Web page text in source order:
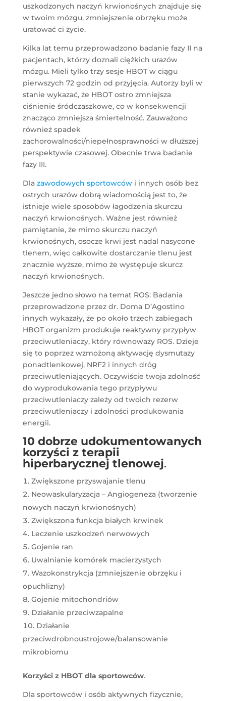
uszkodzonych naczyń krwionośnych znajduje się
w twoim mózgu, zmniejszenie obrzęku może
uratować ci życie.
Kilka lat temu przeprowadzono badanie fazy II na
pacjentach, którzy doznali ciężkich urazów
mózgu. Mieli tylko trzy sesje HBOT w ciągu
pierwszych 72 godzin od przyjęcia. Autorzy byli w
stanie wykazać, że HBOT ostro zmniejsza
ciśnienie śródczaszkowe, co w konsekwencji
znacząco zmniejsza śmiertelność. Zauważono
również spadek
zachorowalności/niepełnosprawności w dłuższej
perspektywie czasowej. Obecnie trwa badanie
fazy III.
Dla zawodowych sportowcówi innych osób bez
ostrych urazów dobrą wiadomością jest to, że
istnieje wiele sposobów łagodzenia skurczu
naczyń krwionośnych. Ważne jest również
pamiętanie, że mimo skurczu naczyń
krwionośnych, osocze krwi jest nadal nasycone
tlenem, więc całkowite dostarczanie tlenu jest
znacznie wyższe, mimo że występuje skurcz
naczyń krwionośnych.
Jeszcze jedno słowo na temat ROS: Badania
przeprowadzone przez dr. Doma D’Agostino
innych wykazały, że po około trzech zabiegach
HBOT organizm produkuje reaktywny przypływ
przeciwutleniaczy, który równoważy ROS. Dzieje
się to poprzez wzmożoną aktywację dysmutazy
ponadtlenkowej, NRF2 i innych dróg
przeciwutleniających. Oczywiście twoja zdolność
do wyprodukowania tego przypływu
przeciwutleniaczy zależy od twoich rezerw
przeciwutleniaczy i zdolności produkowania
energii.
10 dobrze udokumentowanych
korzyści z terapii
hiperbarycznej tlenowej.
Zwiększone przyswajanie tlenu
Neowaskularyzacja – Angiogeneza (tworzenie
nowych naczyń krwionośnych)
Zwiększona funkcja białych krwinek
Leczenie uszkodzeń nerwowych
Gojenie ran
Uwalnianie komórek macierzystych
Wazokonstrykcja (zmniejszenie obrzęku i
opuchlizny)
Gojenie mitochondriów
Działanie przeciwzapalne
Działanie
przeciwdrobnoustrojowe/balansowanie
mikrobiomu
Korzyści z HBOT dla sportowców.
Dla sportowców i osób aktywnych fizycznie,